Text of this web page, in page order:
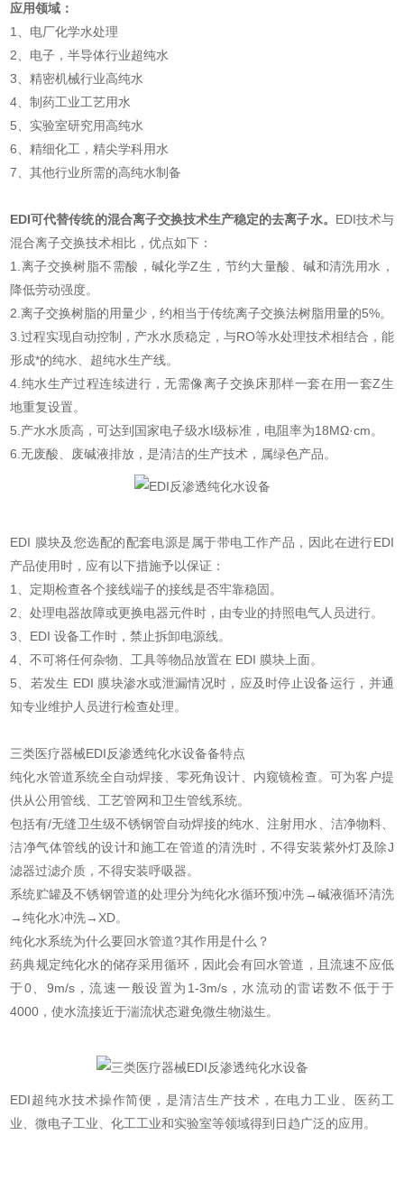
应用领域：
1、电厂化学水处理
2、电子，半导体行业超纯水
3、精密机械行业高纯水
4、制药工业工艺用水
5、实验室研究用高纯水
6、精细化工，精尖学科用水
7、其他行业所需的高纯水制备
EDI可代替传统的混合离子交换技术生产稳定的去离子水。 EDI技术与
混合离子交换技术相比，优点如下：
1.离子交换树脂不需酸，碱化学Z生，节约大量酸、碱和清洗用水，
降低劳动强度。
2.离子交换树脂的用量少，约相当于传统离子交换法树脂用量的5%。
3.过程实现自动控制，产水水质稳定，与RO等水处理技术相结合，能
形成*的纯水、超纯水生产线。
4.纯水生产过程连续进行，无需像离子交换床那样一套在用一套Z生
地重复设置。
5.产水水质高，可达到国家电子级水I级标准，电阻率为18MΩ·cm。
6.无废酸、废碱液排放，是清洁的生产技术，属绿色产品。
EDI 膜块及您选配的配套电源是属于带电工作产品，因此在进行EDI
产品使用时，应有以下措施予以保证：
1、定期检查各个接线端子的接线是否牢靠稳固。
2、处理电器故障或更换电器元件时，由专业的持照电气人员进行。
3、EDI 设备工作时，禁止拆卸电源线。
4、不可将任何杂物、工具等物品放置在 EDI 膜块上面。
5、若发生 EDI 膜块渗水或泄漏情况时，应及时停止设备运行，并通
知专业维护人员进行检查处理。
三类医疗器械EDI反渗透纯化水设备备特点
纯化水管道系统全自动焊接、零死角设计、内窥镜检查。可为客户提
供从公用管线、工艺管网和卫生管线系统。
包括有/无缝卫生级不锈钢管自动焊接的纯水、注射用水、洁净物料、
洁净气体管线的设计和施工在管道的清洗时，不得安装紫外灯及除J
滤器过滤介质，不得安装呼吸器。
系统贮罐及不锈钢管道的处理分为纯化水循环预冲洗→碱液循环清洗
→纯化水冲洗→XD。
纯化水系统为什么要回水管道?其作用是什么？
药典规定纯化水的储存采用循环，因此会有回水管道，且流速不应低
于0、9m/s，流速一般设置为1-3m/s，水流动的雷诺数不低于于
4000，使水流接近于湍流状态避免微生物滋生。
EDI超纯水技术操作简便，是清洁生产技术，在电力工业、医药工
业、微电子工业、化工工业和实验室等领域得到日趋广泛的应用。